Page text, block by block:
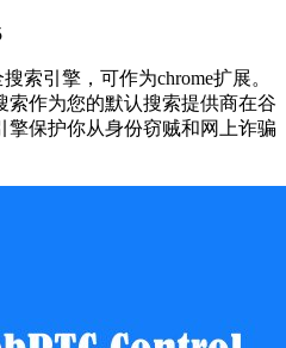
索引擎，可作为chrome扩展。
索作为您的默认搜索提供商在谷
保护你从身份窃贼和网上诈骗